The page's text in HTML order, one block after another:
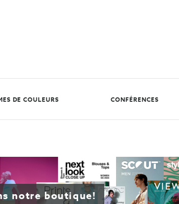
DE COULEURS CONFÉRENCES
notre boutique!